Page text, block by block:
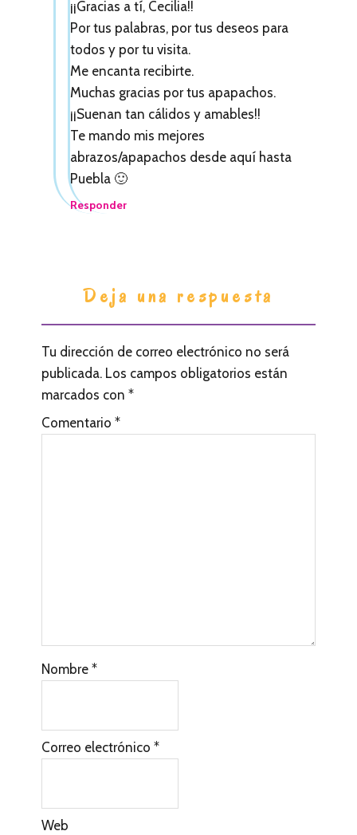
¡¡Gracias a tí, Cecilia!!
Por tus palabras, por tus deseos para
todos y por tu visita.
Me encanta recibirte.
Muchas gracias por tus apapachos.
¡¡Suenan tan cálidos y amables!!
Te mando mis mejores
abrazos/apapachos desde aquí hasta
Puebla 🙂
Responder
Deja una respuesta
Tu dirección de correo electrónico no será
publicada. Los campos obligatorios están
marcados con*
Comentario*
Nombre*
Correo electrónico*
Web